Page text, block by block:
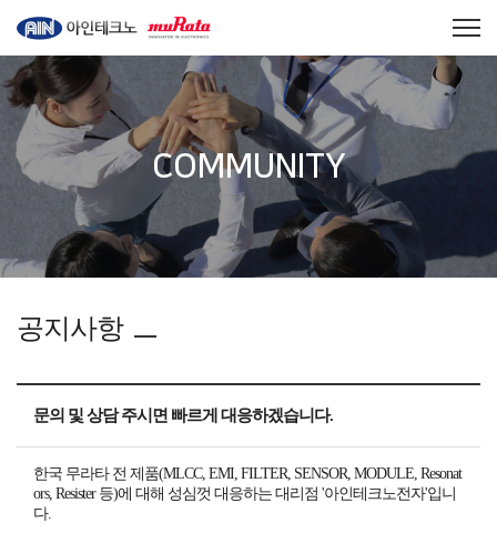
COMMUNITY
공지사항
문의 및 상담 주시면 빠르게 대응하겠습니다.
한국 무라타 전 제품(MLCC, EMI, FILTER, SENSOR, MODULE, Resonat
ors, Resister 등)에 대해 성심껏 대응하는 대리점 '아인테크노전자'입니
다.